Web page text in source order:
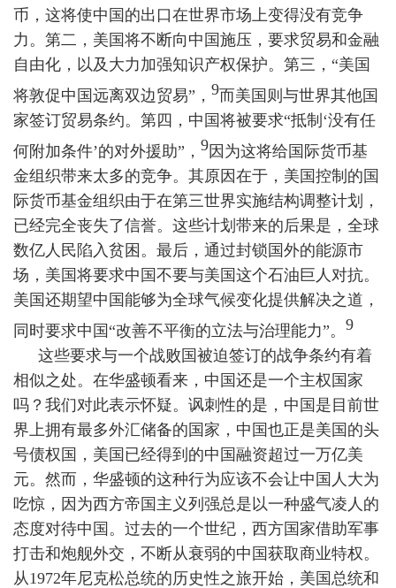
币，这将使中国的出口在世界市场上变得没有竞争
力。第二，美国将不断向中国施压，要求贸易和金融
自由化，以及大力加强知识产权保护。第三，“美国
将敦促中国远离双边贸易”， 9而美国则与世界其他国
家签订贸易条约。第四，中国将被要求“抵制‘没有任
何附加条件’的对外援助”， 9因为这将给国际货币基
金组织带来太多的竞争。其原因在于，美国控制的国
际货币基金组织由于在第三世界实施结构调整计划，
已经完全丧失了信誉。这些计划带来的后果是，全球
数亿人民陷入贫困。最后，通过封锁国外的能源市
场，美国将要求中国不要与美国这个石油巨人对抗。
美国还期望中国能够为全球气候变化提供解决之道，
同时要求中国“改善不平衡的立法与治理能力”。 9
这些要求与一个战败国被迫签订的战争条约有着
相似之处。在华盛顿看来，中国还是一个主权国家
吗？我们对此表示怀疑。讽刺性的是，中国是目前世
界上拥有最多外汇储备的国家，中国也正是美国的头
号债权国，美国已经得到的中国融资超过一万亿美
元。然而，华盛顿的这种行为应该不会让中国人大为
吃惊，因为西方帝国主义列强总是以一种盛气凌人的
态度对待中国。过去的一个世纪，西方国家借助军事
打击和炮舰外交，不断从衰弱的中国获取商业特权。
从1972年尼克松总统的历史性之旅开始，美国总统和